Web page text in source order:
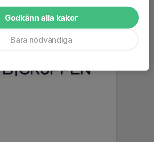
Godkänn alla kakor
Bara nödvändiga